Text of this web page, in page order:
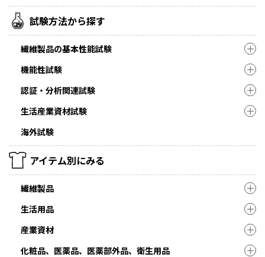
試験方法から探す
繊維製品の基本性能試験
機能性試験
認証・分析関連試験
生活産業資材試験
海外試験
アイテム別にみる
繊維製品
生活用品
産業資材
化粧品、医薬品、医薬部外品、衛生用品